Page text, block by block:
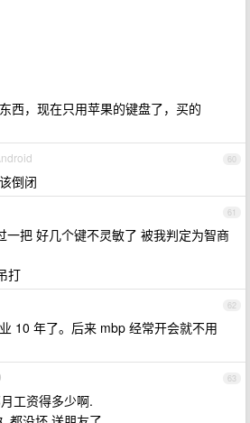
西，现在只用苹果的键盘了，买的
60
倒闭
61
一把 好几个键不灵敏了 被我判定为智商
打
62
10 年了。后来 mbp 经常开会就不用
63
工资得多少啊.